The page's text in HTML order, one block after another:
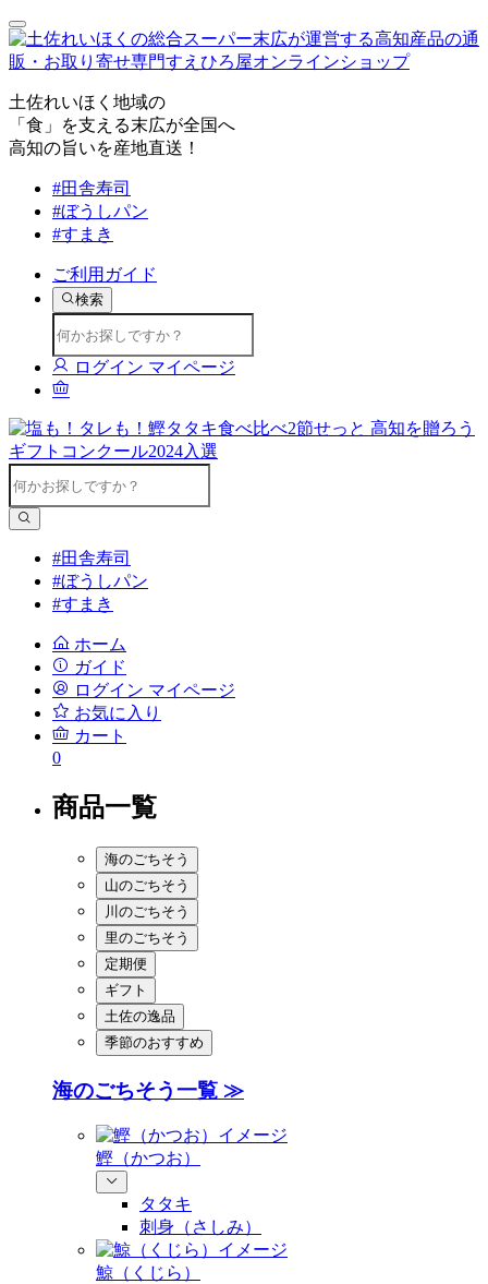
土佐れいほく地域の
「食」を支える末広が全国へ
高知の旨いを産地直送！
#田舎寿司
#ぼうしパン
#すまき
ご利用ガイド
検索
ログイン マイページ
#田舎寿司
#ぼうしパン
#すまき
ホーム
ガイド
ログイン マイページ
お気に入り
カート
0
商品一覧
海のごちそう
山のごちそう
川のごちそう
里のごちそう
定期便
ギフト
土佐の逸品
季節のおすすめ
海のごちそう一覧 ≫
鰹（かつお）
タタキ
刺身（さしみ）
鯨（くじら）